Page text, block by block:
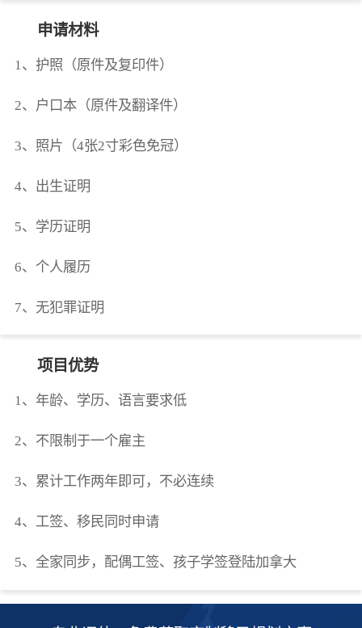
申请材料
1、护照（原件及复印件）
2、户口本（原件及翻译件）
3、照片（4张2寸彩色免冠）
4、出生证明
5、学历证明
6、个人履历
7、无犯罪证明
项目优势
1、年龄、学历、语言要求低
2、不限制于一个雇主
3、累计工作两年即可，不必连续
4、工签、移民同时申请
5、全家同步，配偶工签、孩子学签登陆加拿大